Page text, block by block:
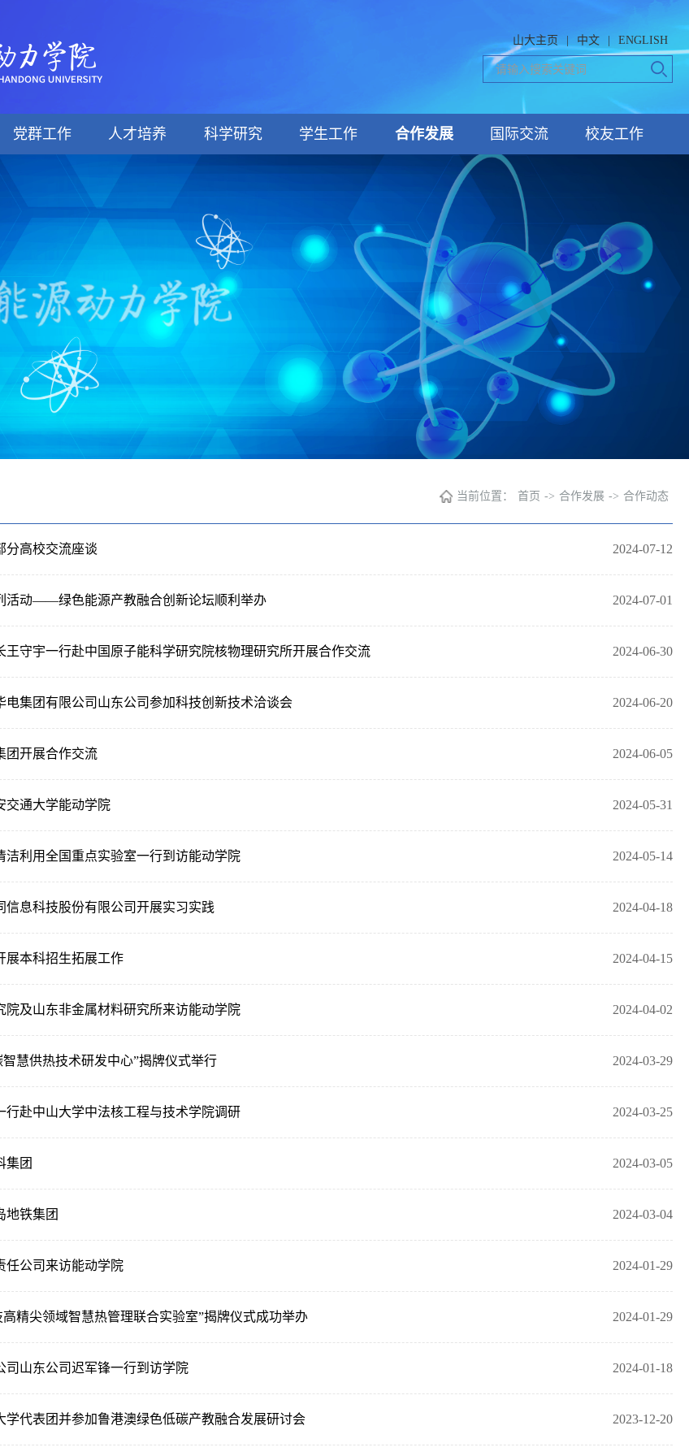
山大主页 中文 ENGLISH
党群工作 人才培养 科学研究 学生工作 合作发展 国际交流 校友工作
当前位置： 首页 -> 合作发展 -> 合作动态
2024-07-12
分高校交流座谈
2024-07-01
活动——绿色能源产教融合创新论坛顺利举办
2024-06-30
王守宇一行赴中国原子能科学研究院核物理研究所开展合作交流
2024-06-20
电集团有限公司山东公司参加科技创新技术洽谈会
2024-06-05
团开展合作交流
2024-05-31
交通大学能动学院
2024-05-14
洁利用全国重点实验室一行到访能动学院
2024-04-18
信息科技股份有限公司开展实习实践
2024-04-15
展本科招生拓展工作
2024-04-02
院及山东非金属材料研究所来访能动学院
2024-03-29
慧供热技术研发中心”揭牌仪式举行
2024-03-25
行赴中山大学中法核工程与技术学院调研
2024-03-05
集团
2024-03-04
地铁集团
2024-01-29
任公司来访能动学院
2024-01-29
精尖领域智慧热管理联合实验室”揭牌仪式成功举办
2024-01-18
司山东公司迟军锋一行到访学院
2023-12-20
学代表团并参加鲁港澳绿色低碳产教融合发展研讨会